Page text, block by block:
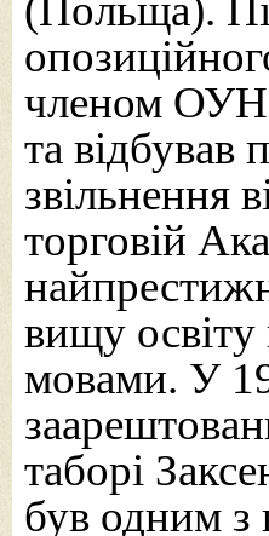
(Польща).
членом ОУН.
та відбував
звільнення
торговій
вищу освіту
мовами. У
таборі
був одним з